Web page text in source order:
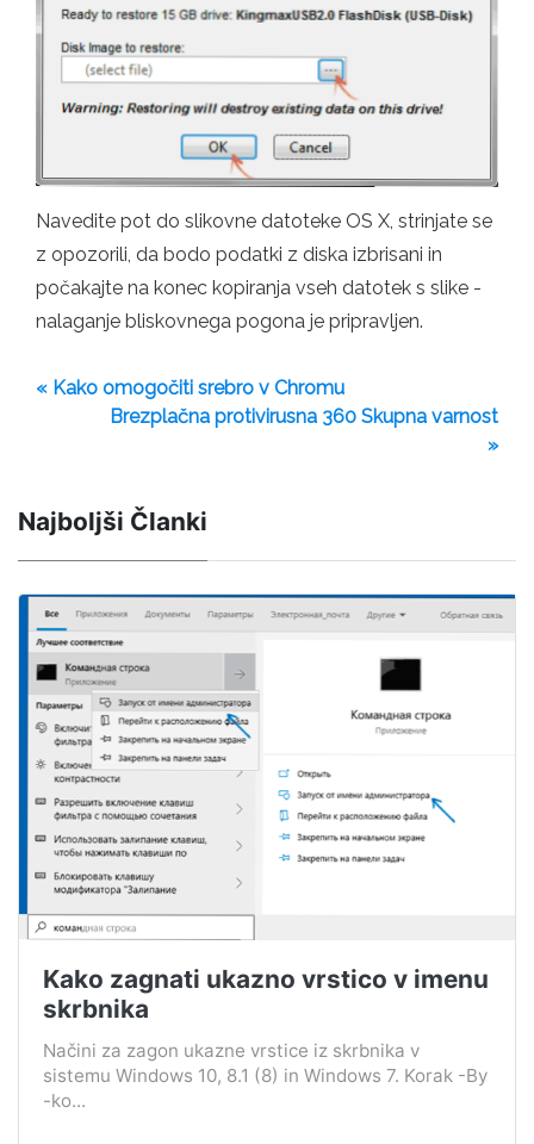
Navedite pot do slikovne datoteke OS X, strinjate se
z opozorili, da bodo podatki z diska izbrisani in
počakajte na konec kopiranja vseh datotek s slike -
nalaganje bliskovnega pogona je pripravljen.
« Kako omogočiti srebro v Chromu
Brezplačna protivirusna 360 Skupna varnost
»
Najboljši Članki
Kako zagnati ukazno vrstico v imenu
skrbnika
Načini za zagon ukazne vrstice iz skrbnika v
sistemu Windows 10, 8.1 (8) in Windows 7. Korak -By
-ko...